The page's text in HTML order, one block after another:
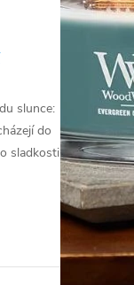
slunce:
do
sladkosti